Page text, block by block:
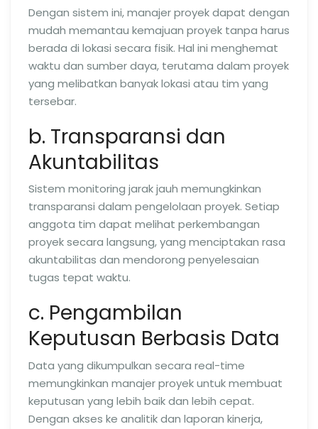
Dengan sistem ini, manajer proyek dapat dengan
mudah memantau kemajuan proyek tanpa harus
berada di lokasi secara fisik. Hal ini menghemat
waktu dan sumber daya, terutama dalam proyek
yang melibatkan banyak lokasi atau tim yang
tersebar.
b. Transparansi dan
Akuntabilitas
Sistem monitoring jarak jauh memungkinkan
transparansi dalam pengelolaan proyek. Setiap
anggota tim dapat melihat perkembangan
proyek secara langsung, yang menciptakan rasa
akuntabilitas dan mendorong penyelesaian
tugas tepat waktu.
c. Pengambilan
Keputusan Berbasis Data
Data yang dikumpulkan secara real-time
memungkinkan manajer proyek untuk membuat
keputusan yang lebih baik dan lebih cepat.
Dengan akses ke analitik dan laporan kinerja,